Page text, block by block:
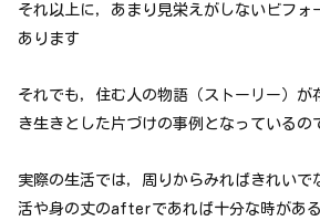
それ以上に，あまり見栄えがしないビフォ
あります
それでも，住む人の物語（ストーリー）が
き生きとした片づけの事例となっているの
実際の生活では，周りからみればきれいで
活や身の丈のafterであれば十分な時がある